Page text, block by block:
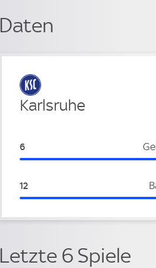
Daten
Verteidigung
Karlsruhe
Karlsruhe:
6
Karlsruhe:
12
Letzte 6 Spiele